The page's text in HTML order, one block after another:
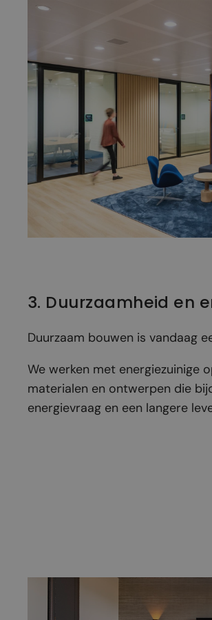
3. Duurzaamheid en
Duurzaam bouwen is vandaag
We werken met energiezuinige
materialen en ontwerpen die
energievraag en een langere